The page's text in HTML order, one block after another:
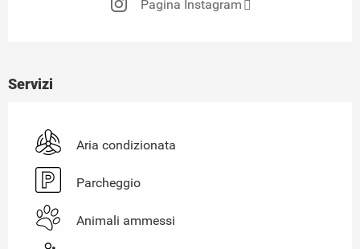
Pagina Instagram
Servizi
Aria condizionata
Parcheggio
Animali ammessi